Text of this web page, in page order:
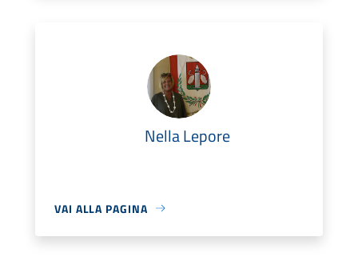
Nella Lepore
VAI ALLA PAGINA